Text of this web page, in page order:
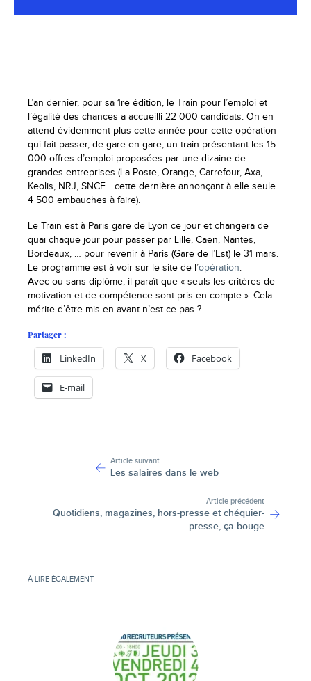
L’an dernier, pour sa 1re édition, le Train pour l’emploi et
l’égalité des chances a accueilli 22 000 candidats. On en
attend évidemment plus cette année pour cette opération
qui fait passer, de gare en gare, un train présentant les 15
000 offres d’emploi proposées par une dizaine de
grandes entreprises (La Poste, Orange, Carrefour, Axa,
Keolis, NRJ, SNCF… cette dernière annonçant à elle seule
4 500 embauches à faire).
Le Train est à Paris gare de Lyon ce jour et changera de
quai chaque jour pour passer par Lille, Caen, Nantes,
Bordeaux, … pour revenir à Paris (Gare de l’Est) le 31 mars.
Le programme est à voir sur le site de l’opération.
Avec ou sans diplôme, il paraît que « seuls les critères de
motivation et de compétence sont pris en compte ». Cela
mérite d’être mis en avant n’est-ce pas ?
Partager :
LinkedIn X Facebook
E-mail
Article suivant
Les salaires dans le web
Article précédent
Quotidiens, magazines, hors-presse et chéquier-
presse, ça bouge
À LIRE ÉGALEMENT